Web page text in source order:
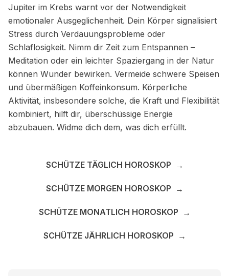
Jupiter im Krebs warnt vor der Notwendigkeit
emotionaler Ausgeglichenheit. Dein Körper signalisiert
Stress durch Verdauungsprobleme oder
Schlaflosigkeit. Nimm dir Zeit zum Entspannen –
Meditation oder ein leichter Spaziergang in der Natur
können Wunder bewirken. Vermeide schwere Speisen
und übermäßigen Koffeinkonsum. Körperliche
Aktivität, insbesondere solche, die Kraft und Flexibilität
kombiniert, hilft dir, überschüssige Energie
abzubauen. Widme dich dem, was dich erfüllt.
SCHÜTZE TÄGLICH HOROSKOP →
SCHÜTZE MORGEN HOROSKOP →
SCHÜTZE MONATLICH HOROSKOP →
SCHÜTZE JÄHRLICH HOROSKOP →